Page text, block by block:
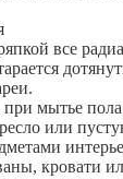
все
мытье пола
или
кровати